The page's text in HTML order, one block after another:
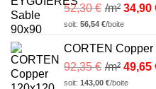
52,30€ /m² 34,90
soit: 56,54 €/boite
CORTEN Copper
92,35€ /m² 49,65
soit: 143,00 €/boite